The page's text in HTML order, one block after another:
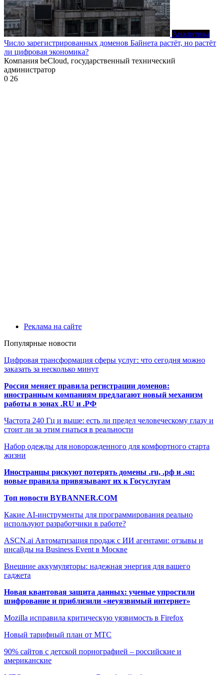
Аналитика
Число зарегистрированных доменов Байнета растёт, но растёт
ли цифровая экономика?
Компания beCloud, государственный технический
администратор
0 26
Реклама на сайте
Популярные новости
Цифровая трансформация сферы услуг: что сегодня можно
заказать за несколько минут
Россия меняет правила регистрации доменов:
иностранным компаниям предлагают новый механизм
работы в зонах .RU и .РФ
Частота 240 Гц и выше: есть ли предел человеческому глазу и
стоит ли за этим гнаться в реальности
Набор одежды для новорожденного для комфортного старта
жизни
Иностранцы рискуют потерять домены .ru, .рф и .su:
новые правила привязывают их к Госуслугам
Топ новости BYBANNER.COM
Какие AI-инструменты для программирования реально
используют разработчики в работе?
ASCN.ai Автоматизация продаж с ИИ агентами: отзывы и
инсайды на Business Event в Москве
Внешние аккумуляторы: надежная энергия для вашего
гаджета
Новая квантовая защита данных: ученые упростили
шифрование и приблизили «неуязвимый интернет»
Mozilla исправила критическую уязвимость в Firefox
Новый тарифный план от МТС
90% сайтов с детской порнографией – российские и
американские